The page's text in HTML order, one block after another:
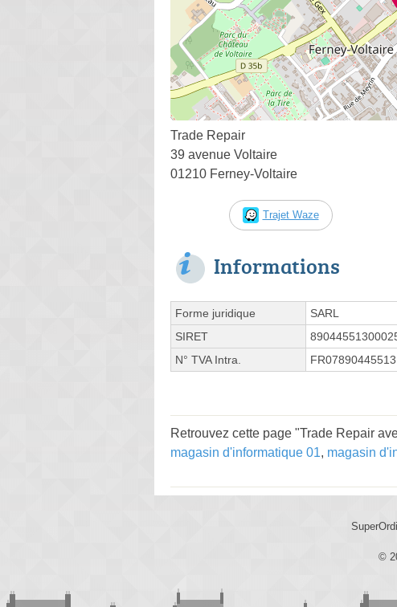
Trade Repair
39 avenue Voltaire
01210 Ferney-Voltaire
Trajet Waze
Informations
Forme juridique
SARL
SIRET
N° TVA Intra.
FR07890445513
Retrouvez cette page "Trade Repair
magasin d'informatique 01, magasin
©